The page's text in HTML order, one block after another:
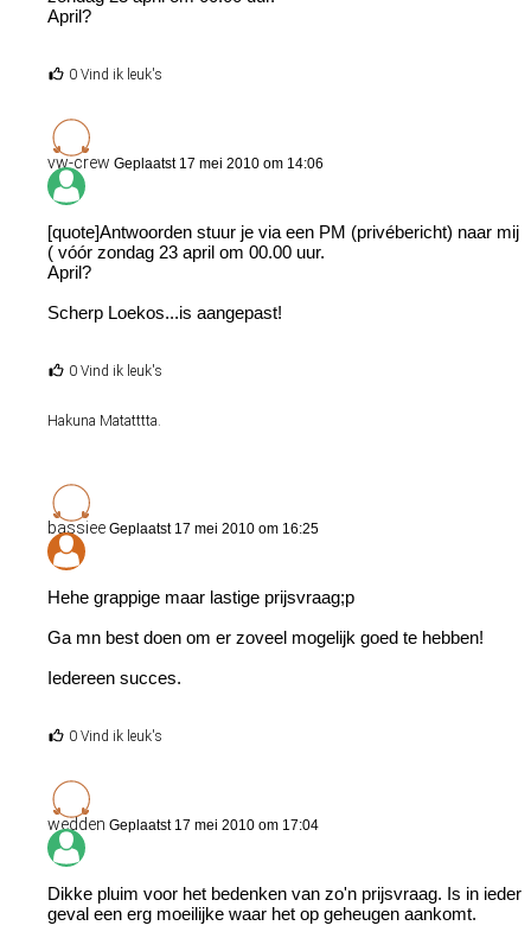
April?
0 Vind ik leuk's
vw-crew Geplaatst 17 mei 2010 om 14:06
[quote]Antwoorden stuur je via een PM (privébericht) naar mij
( vóór zondag 23 april om 00.00 uur.
April?
Scherp Loekos...is aangepast!
0 Vind ik leuk's
Hakuna Matatttta.
bassiee Geplaatst 17 mei 2010 om 16:25
Hehe grappige maar lastige prijsvraag;p
Ga mn best doen om er zoveel mogelijk goed te hebben!
Iedereen succes.
0 Vind ik leuk's
wedden Geplaatst 17 mei 2010 om 17:04
Dikke pluim voor het bedenken van zo'n prijsvraag. Is in ieder
geval een erg moeilijke waar het op geheugen aankomt.